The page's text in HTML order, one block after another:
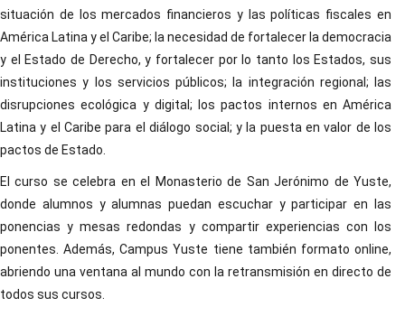
situación de los mercados financieros y las políticas fiscales en
América Latina y el Caribe; la necesidad de fortalecer la democracia
y el Estado de Derecho, y fortalecer por lo tanto los Estados, sus
instituciones y los servicios públicos; la integración regional; las
disrupciones ecológica y digital; los pactos internos en América
Latina y el Caribe para el diálogo social; y la puesta en valor de los
pactos de Estado.
El curso se celebra en el Monasterio de San Jerónimo de Yuste,
donde alumnos y alumnas puedan escuchar y participar en las
ponencias y mesas redondas y compartir experiencias con los
ponentes. Además, Campus Yuste tiene también formato online,
abriendo una ventana al mundo con la retransmisión en directo de
todos sus cursos.